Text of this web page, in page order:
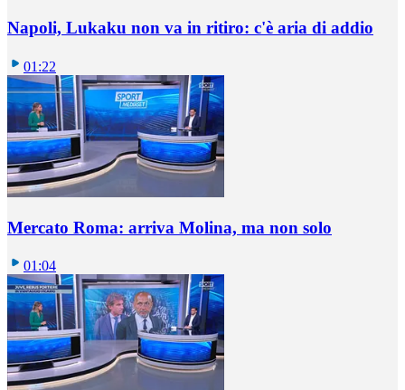
Napoli, Lukaku non va in ritiro: c'è aria di addio
01:22
Mercato Roma: arriva Molina, ma non solo
01:04